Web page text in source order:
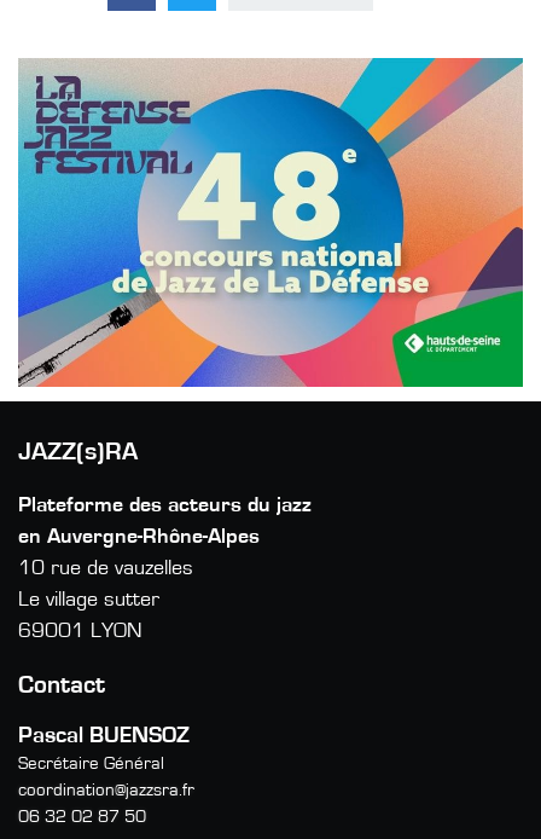
JAZZ(s)RA
Plateforme des acteurs du jazz
en Auvergne-Rhône-Alpes
10 rue de vauzelles
Le village sutter
69001 LYON
Contact
Pascal BUENSOZ
Secrétaire Général
coordination@jazzsra.fr
06 32 02 87 50